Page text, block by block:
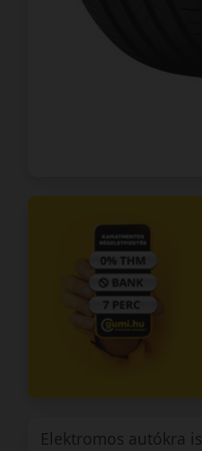
Elektromos autókra is